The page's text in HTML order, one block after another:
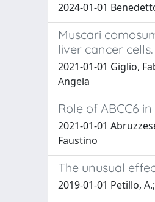
2024-01-01
Muscari
liver cancer cells.
2021-01-01 Giglio,
Angela
Role of ABCC6
2021-01-01
Faustino
The unusual
2019-01-01 Petillo,